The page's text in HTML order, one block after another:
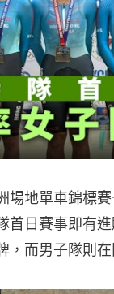
場地單車錦標
首日賽事即有
，而男子隊則